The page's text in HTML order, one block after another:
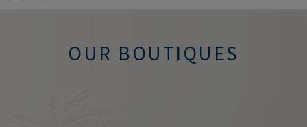
OUR BOUTIQUES